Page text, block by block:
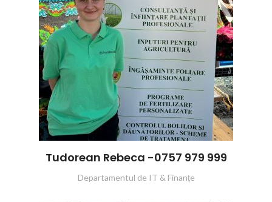
Tudorean Rebeca -0757 979 999
Departamentul de IT & Finanțe